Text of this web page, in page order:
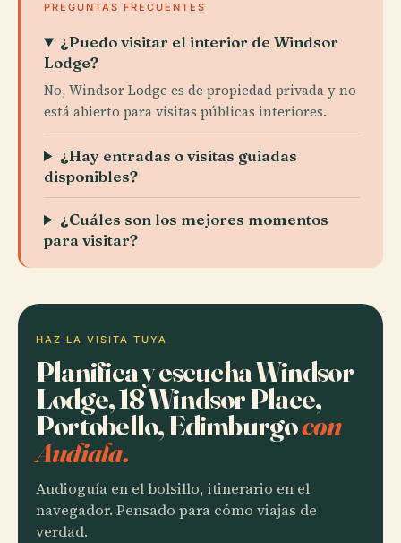
PREGUNTAS FRECUENTES
¿Puedo visitar el interior de Windsor
Lodge?
No, Windsor Lodge es de propiedad privada y no
está abierto para visitas públicas interiores.
¿Hay entradas o visitas guiadas
disponibles?
¿Cuáles son los mejores momentos
para visitar?
HAZ LA VISITA TUYA
Planifica y escucha Windsor
Lodge, 18 Windsor Place,
Portobello, Edimburgocon
Audiala.
Audioguía en el bolsillo, itinerario en el
navegador. Pensado para cómo viajas de
verdad.